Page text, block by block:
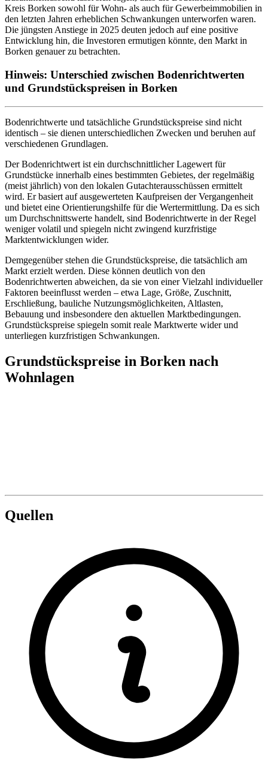
Kreis Borken sowohl für Wohn- als auch für Gewerbeimmobilien in
den letzten Jahren erheblichen Schwankungen unterworfen waren.
Die jüngsten Anstiege in 2025 deuten jedoch auf eine positive
Entwicklung hin, die Investoren ermutigen könnte, den Markt in
Borken genauer zu betrachten.
Hinweis: Unterschied zwischen Bodenrichtwerten
und Grundstückspreisen in Borken
Bodenrichtwerte und tatsächliche Grundstückspreise sind nicht
identisch – sie dienen unterschiedlichen Zwecken und beruhen auf
verschiedenen Grundlagen.
Der Bodenrichtwert ist ein durchschnittlicher Lagewert für
Grundstücke innerhalb eines bestimmten Gebietes, der regelmäßig
(meist jährlich) von den lokalen Gutachterausschüssen ermittelt
wird. Er basiert auf ausgewerteten Kaufpreisen der Vergangenheit
und bietet eine Orientierungshilfe für die Wertermittlung. Da es sich
um Durchschnittswerte handelt, sind Bodenrichtwerte in der Regel
weniger volatil und spiegeln nicht zwingend kurzfristige
Marktentwicklungen wider.
Demgegenüber stehen die Grundstückspreise, die tatsächlich am
Markt erzielt werden. Diese können deutlich von den
Bodenrichtwerten abweichen, da sie von einer Vielzahl individueller
Faktoren beeinflusst werden – etwa Lage, Größe, Zuschnitt,
Erschließung, bauliche Nutzungsmöglichkeiten, Altlasten,
Bebauung und insbesondere den aktuellen Marktbedingungen.
Grundstückspreise spiegeln somit reale Marktwerte wider und
unterliegen kurzfristigen Schwankungen.
Grundstückspreise in Borken nach
Wohnlagen
Quellen